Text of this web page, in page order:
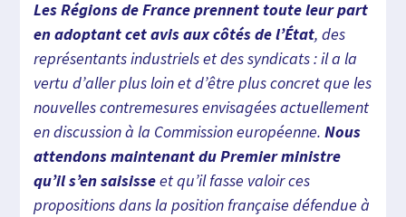
Les Régions de France prennent toute leur part
en adoptant cet avis aux côtés de l’État, des
représentants industriels et des syndicats : il a la
vertu d’aller plus loin et d’être plus concret que les
nouvelles contremesures envisagées actuellement
en discussion à la Commission européenne.Nous
attendons maintenant du Premier ministre
qu’il s’en saisisseet qu’il fasse valoir ces
propositions dans la position française défendue à